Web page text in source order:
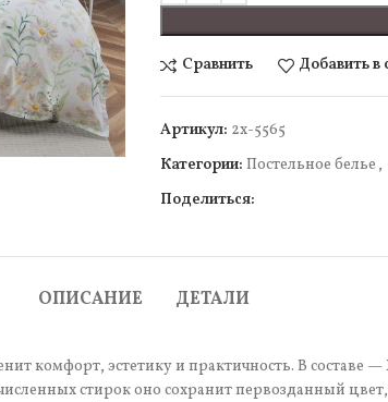
Сравнить Добавить в
Артикул: 2х-5565
Категории: Постельное белье ,
Поделиться:
ОПИСАНИЕ ДЕТАЛИ
комфорт, эстетику и практичность. В составе —
стирок оно сохранит первозданный